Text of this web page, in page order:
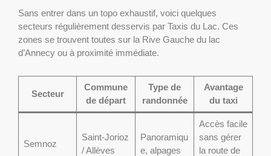
Sans entrer dans un topo exhaustif, voici quelques
secteurs régulièrement desservis par Taxis du Lac. Ces
zones se trouvent toutes sur la Rive Gauche du lac
d’Annecy ou à proximité immédiate.
Secteur
Commune
de départ
Type de
randonnée
Avantage
du taxi
Semnoz
Saint-Jorioz
/ Allèves
Panoramiqu
e, alpages
Accès facile
sans gérer
la route de